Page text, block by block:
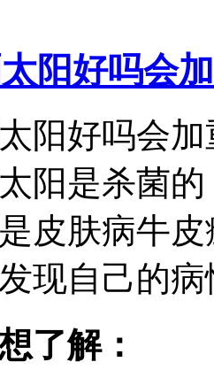
阳好吗会加
阳好吗会
阳是杀菌
皮肤病牛
现自己的
了解：